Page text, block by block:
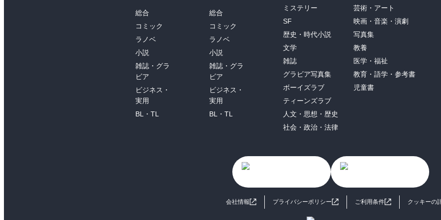
総合
コミック
ラノベ
小説
雑誌・グラ
ビア
ビジネス・
実用
BL・TL
総合
コミック
ラノベ
小説
雑誌・グラ
ビア
ビジネス・
実用
BL・TL
ミステリー
SF
歴史・時代小説
文学
雑誌
グラビア写真集
ボーイズラブ
ティーンズラブ
人文・思想・歴史
社会・政治・法律
芸術・アート
映画・音楽・演劇
写真集
教養
医学・福祉
教育・語学・参考書
児童書
会社情報 プライバシーポリシー ご利用条件 クッキーの